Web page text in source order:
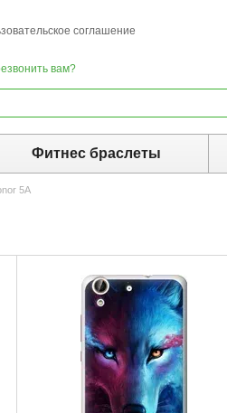
соглашение
вам?
Фитнес браслеты
5A